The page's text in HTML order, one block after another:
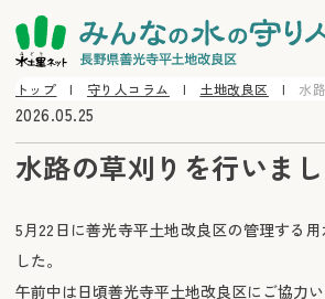
トップ 守り人コラム 土地改良区 水
水路の草刈りを行いま
2026.05.25
5月22日に善光寺平土地改良区の管理する
した。
午前中は日頃善光寺平土地改良区にご協力